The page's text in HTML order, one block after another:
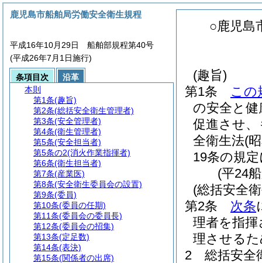
○鹿児島
(趣旨)
第1条
この
の安全と
促進させ
全衛生法(
19条の規
(平24
(総括安全
第2条
次条
理者を指
理させる
2
総括安全
鹿児島市船舶局労働安全衛生規程
平成16年10月29日 船舶部規程第40号
(平成26年7月1日施行)
条項目次
沿革
本則
第1条(趣旨)
第2条(総括安全衛生管理者)
第3条(安全管理者)
第4条(衛生管理者)
第5条(安全担当者)
第5条の2(消火作業指揮者)
第6条(衛生担当者)
第7条(産業医)
第8条(安全衛生委員会の設置)
第9条(委員)
第10条(委員の任期)
第11条(委員会の委員長)
第12条(委員会の招集)
第13条(定足数)
第14条(表決)
第15条(関係者の出席)